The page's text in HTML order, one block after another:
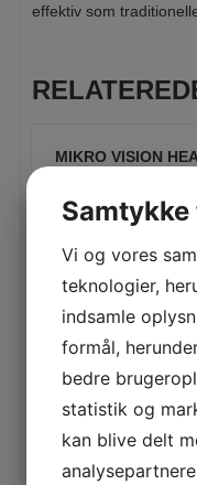
effektiv som
MIKRO VISION
ACTIVA JUST
Vi og vores
teknologier,
indsamle
formål,
bedre
statistik og
kan blive delt